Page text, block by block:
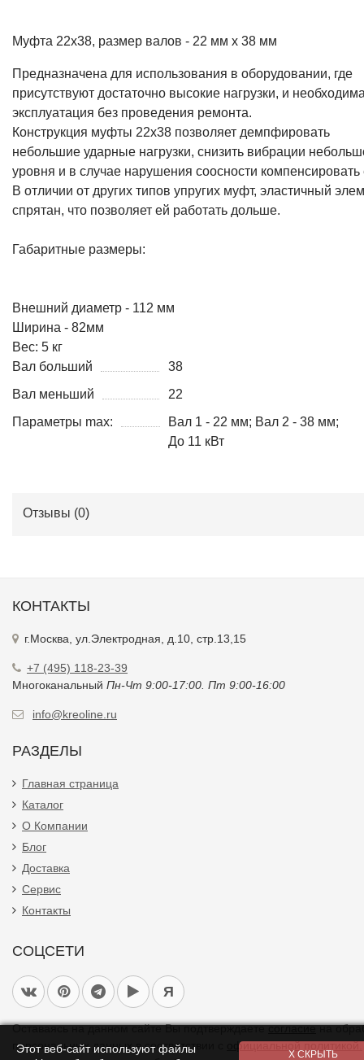
Муфта 22x38, размер валов - 22 мм х 38 мм
Предназначена для использования в оборудовании, где
присутствуют достаточно высокие нагрузки, и
эксплуатация без проведения ремонта.
Конструкция муфты 22х38 позволяет демпфировать
небольшие ударные нагрузки, снизить вибрации
уровня и в случае нарушения соосности компенсировать
В отличии от других типов упругих муфт, эластичный
спрятан, что позволяет ей работать дольше.
Габаритные размеры:
Внешний диаметр - 112 мм
Ширина - 82мм
Вес: 5 кг
Вал больший
38
Вал меньший
22
Параметры max:
Вал 1 - 22 мм; Вал 2 - 38 мм;
До 11 кВт
Отзывы (0)
КОНТАКТЫ
г.Москва, ул.Электродная, д.10, стр.13,15
+7 (495) 118-23-39
Многоканальный Пн-Чт 9:00-17:00. Пт 9:00-16:00
info@kreoline.ru
РАЗДЕЛЫ
Главная страница
Каталог
О Компании
Блог
Доставка
Сервис
Контакты
СОЦСЕТИ
Я
Оставаясь на данном сайте Вы подтверждаетесогласиена
персональных данных в соответствии с
официальной политикой.
Этот веб-сайт используют файлы